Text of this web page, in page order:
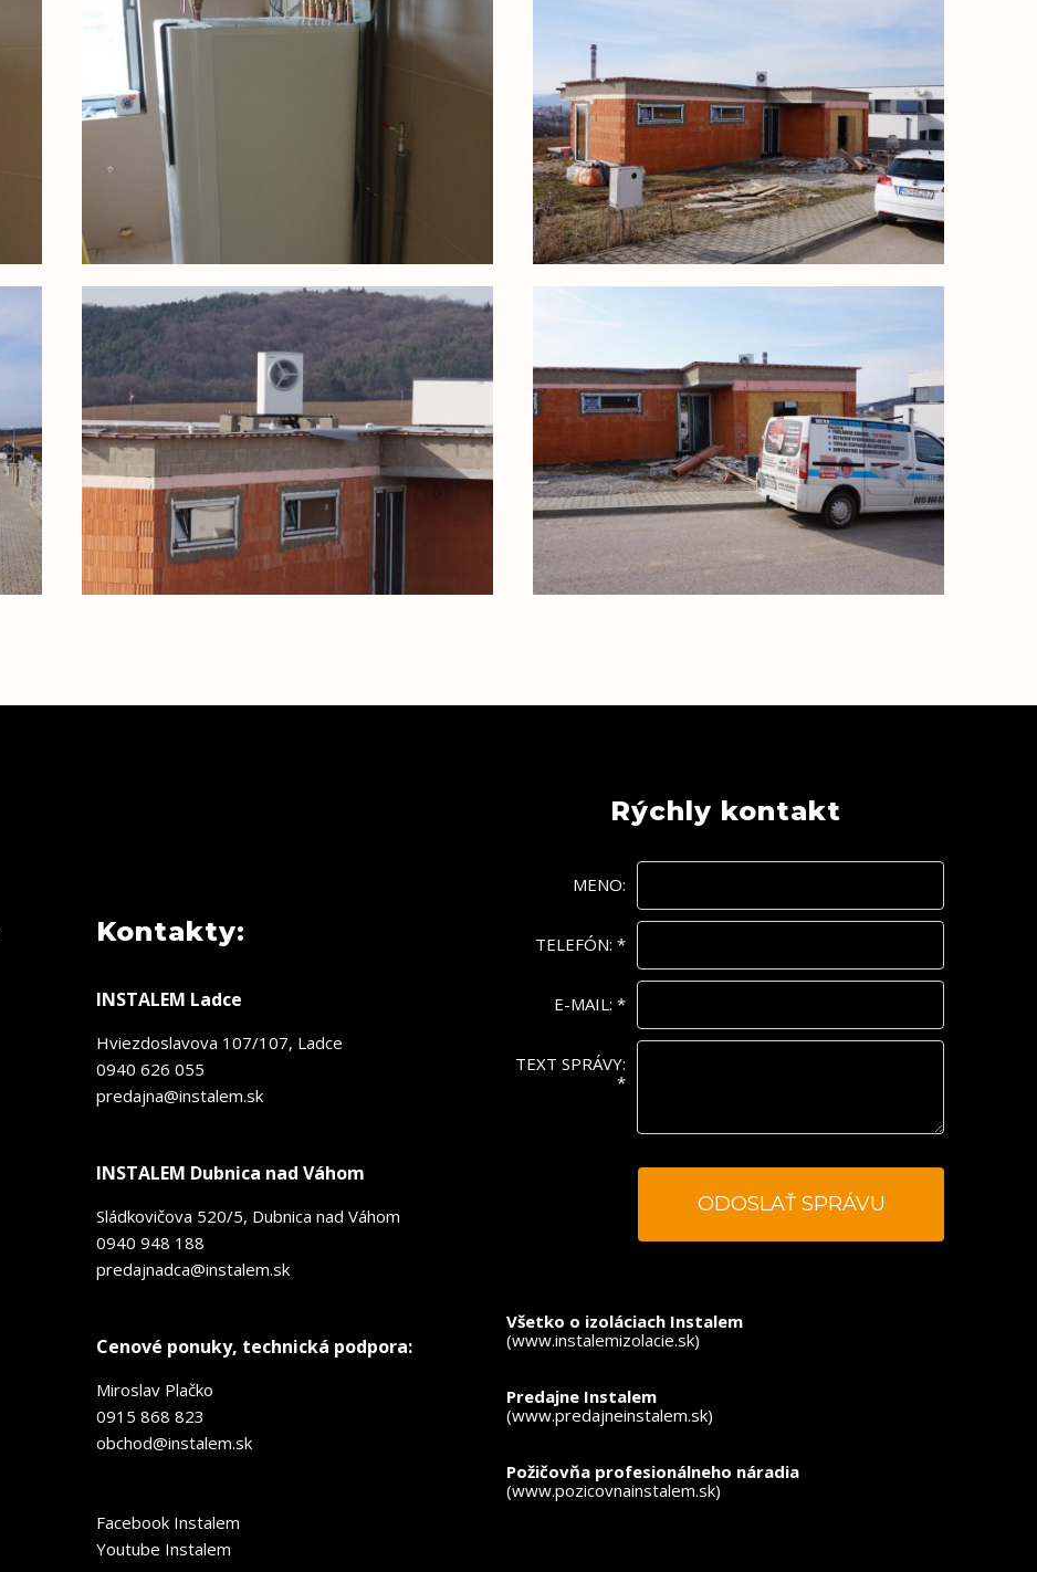
Kontakty:
INSTALEM Ladce
Hviezdoslavova 107/107, Ladce
0940 626 055
predajna@instalem.sk
INSTALEM Dubnica nad Váhom
Sládkovičova 520/5, Dubnica nad Váhom
0940 948 188
predajnadca@instalem.sk
Cenové ponuky, technická podpora:
Miroslav Plačko
0915 868 823
obchod@instalem.sk
Facebook Instalem
Youtube Instalem
Rýchly kontakt
MENO:
TELEFÓN: *
E-MAIL: *
TEXT SPRÁVY:
*
Všetko o izoláciach Instalem
(www.instalemizolacie.sk)
Predajne Instalem
(www.predajneinstalem.sk)
Požičovňa profesionálneho náradia
(www.pozicovnainstalem.sk)